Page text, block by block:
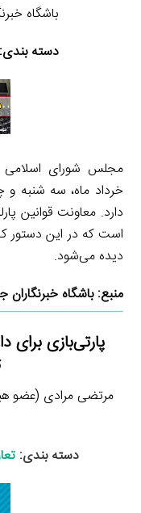
باشگاه
دسته
مجلس شورای
خرداد ماه، سه شنبه و
دارد. معاونت قوانین
است که در این دستور
دیده می‌شود.
منبع:باشگاه خبرنگاران
پارتی‌بازی برای
دسته بندی: